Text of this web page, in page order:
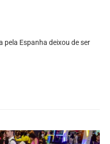
Espanha deixou de ser